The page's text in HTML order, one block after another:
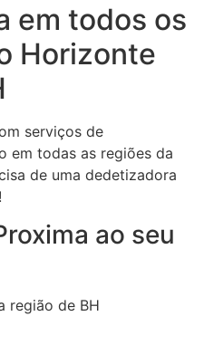
em todos os
Horizonte
serviços de
em todas as regiões da
de uma dedetizadora
ao seu
região de BH